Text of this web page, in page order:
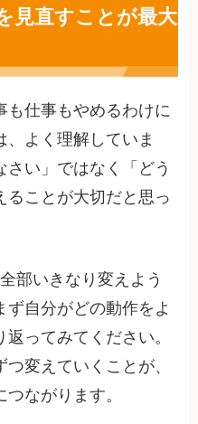
見直すことが最大
も仕事もやめるわけに
、よく理解していま
い」ではなく「どう
ることが大切だと思っ
部いきなり変えよう
ず自分がどの動作をよ
ってみてください。
変えていくことが、
ながります。